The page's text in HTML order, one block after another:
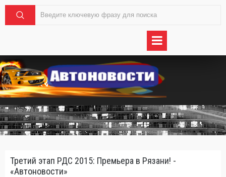
Третий этап РДС 2015: Премьера в Рязани! -
«Автоновости»